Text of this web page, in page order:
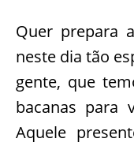
Quer prepara
neste dia tão
gente, que
bacanas para
Aquele